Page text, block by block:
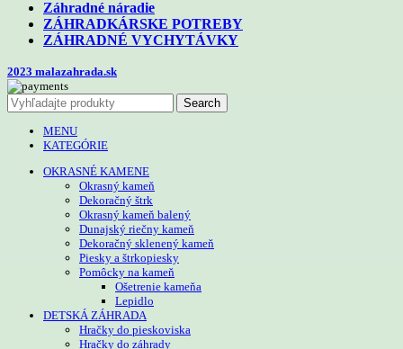
Záhradné náradie
ZÁHRADKÁRSKE POTREBY
ZÁHRADNÉ VYCHYTÁVKY
2023 malazahrada.sk
Search
MENU
KATEGÓRIE
OKRASNÉ KAMENE
Okrasný kameň
Dekoračný štrk
Okrasný kameň balený
Dunajský riečny kameň
Dekoračný sklenený kameň
Piesky a štrkopiesky
Pomôcky na kameň
Ošetrenie kameňa
Lepidlo
DETSKÁ ZÁHRADA
Hračky do pieskoviska
Hračky do záhrady